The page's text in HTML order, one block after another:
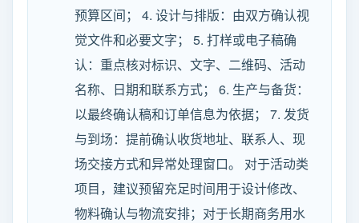
预算区间； 4. 设计与排版：由双方确认视
觉文件和必要文字； 5. 打样或电子稿确
认：重点核对标识、文字、二维码、活动
名称、日期和联系方式； 6. 生产与备货：
以最终确认稿和订单信息为依据； 7. 发货
与到场：提前确认收货地址、联系人、现
场交接方式和异常处理窗口。 对于活动类
项目，建议预留充足时间用于设计修改、
物料确认与物流安排；对于长期商务用水